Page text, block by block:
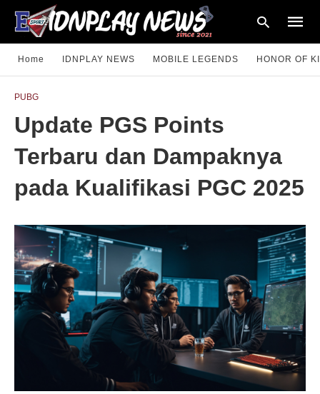
enter:
Home IDNPLAY NEWS MOBILE LEGENDS HONOR OF
PUBG
Update PGS Points
Terbaru dan Dampaknya
pada Kualifikasi PGC 2025